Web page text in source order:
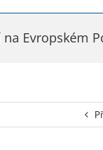
Evropském